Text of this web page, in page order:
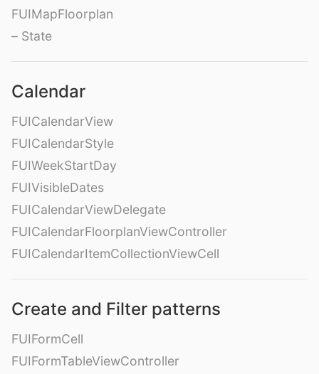
FUIMapFloorplan
– State
Calendar
FUICalendarView
FUICalendarStyle
FUIWeekStartDay
FUIVisibleDates
FUICalendarViewDelegate
FUICalendarFloorplanViewController
FUICalendarItemCollectionViewCell
Create and Filter patterns
FUIFormCell
FUIFormTableViewController